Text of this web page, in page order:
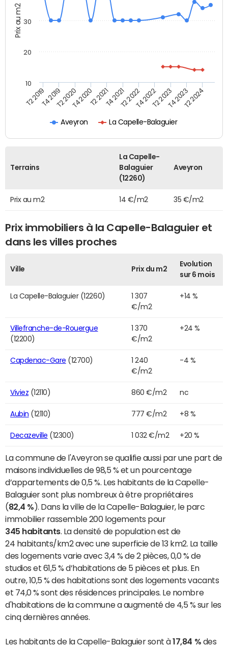
Prix au m2
Aveyron La Capelle-Balaguier
T2 2019T4 2019T2 2020T4 2020T2 2021T4 2021T2 2022T4 2022T2 2023T4 2023T2 2024
10
20
30
Terrains
La Capelle-
Balaguier
(12260)
Aveyron
Prix au m2 14 €/m2 35 €/m2
Prix immobiliers à la Capelle-Balaguier et
dans les villes proches
Ville Prix du m2
Evolution
sur 6 mois
La Capelle-Balaguier (12260)
1 307
€/m2
+14 %
Villefranche-de-Rouergue
(12200)
1 370
€/m2
+24 %
Capdenac-Gare (12700)
1 240
€/m2
-4 %
Viviez (12110) 860 €/m2 nc
Aubin (12110) 777 €/m2 +8 %
Decazeville (12300) 1 032 €/m2 +20 %
La commune de l'Aveyron se qualifie aussi par une part de
maisons individuelles de 98,5 % et un pourcentage
d’appartements de 0,5 %. Les habitants de la Capelle-
Balaguier sont plus nombreux à être propriétaires
(82,4 % ). Dans la ville de la Capelle-Balaguier, le parc
immobilier rassemble 200 logements pour
345 habitants. La densité de population est de
24 habitants/km2 avec une superficie de 13 km2. La taille
des logements varie avec 3,4 % de 2 pièces, 0,0 % de
studios et 61,5 % d’habitations de 5 pièces et plus. En
outre, 10,5 % des habitations sont des logements vacants
et 74,0 % sont des résidences principales. Le nombre
d'habitations de la commune a augmenté de 4,5 % sur les
cinq dernières années.
Les habitants de la Capelle-Balaguier sont à17,84 % des